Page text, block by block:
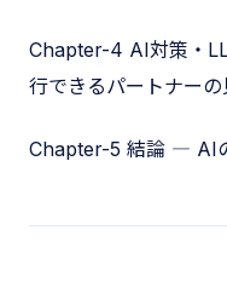
Chapter-4 AI対策・
行できるパートナー
Chapter-5 結論 ― AI